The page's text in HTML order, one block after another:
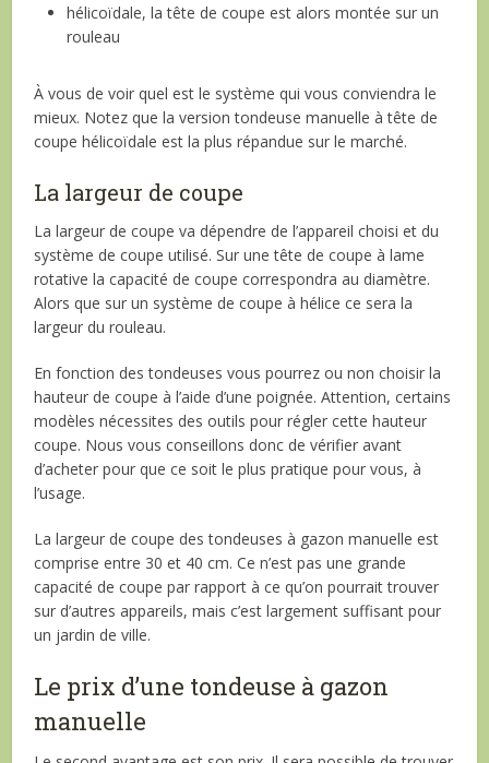
hélicoïdale, la tête de coupe est alors montée sur un
rouleau
À vous de voir quel est le système qui vous conviendra le
mieux. Notez que la version tondeuse manuelle à tête de
coupe hélicoïdale est la plus répandue sur le marché.
La largeur de coupe
La largeur de coupe va dépendre de l’appareil choisi et du
système de coupe utilisé. Sur une tête de coupe à lame
rotative la capacité de coupe correspondra au diamètre.
Alors que sur un système de coupe à hélice ce sera la
largeur du rouleau.
En fonction des tondeuses vous pourrez ou non choisir la
hauteur de coupe à l’aide d’une poignée. Attention, certains
modèles nécessites des outils pour régler cette hauteur
coupe. Nous vous conseillons donc de vérifier avant
d’acheter pour que ce soit le plus pratique pour vous, à
l’usage.
La largeur de coupe des tondeuses à gazon manuelle est
comprise entre 30 et 40 cm. Ce n’est pas une grande
capacité de coupe par rapport à ce qu’on pourrait trouver
sur d’autres appareils, mais c’est largement suffisant pour
un jardin de ville.
Le prix d’une tondeuse à gazon
manuelle